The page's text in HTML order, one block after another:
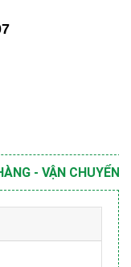
- VẬN CHUYỂN